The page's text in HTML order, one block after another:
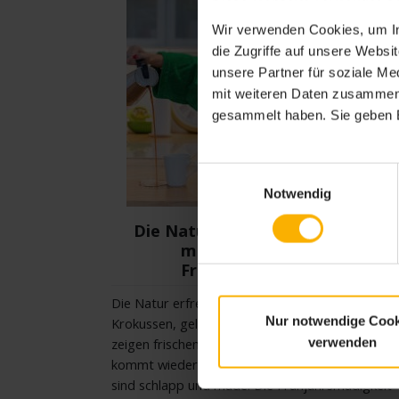
Wir verwenden Cookies, um
die Zugriffe auf unsere
unsere Partner für soziale
mit weiteren Daten
gesammelt haben. Sie
Notwendig
Nur notwendige
verwenden
Die Natur erwacht, der Mensch
macht schlapp – die
Frühjahrsmüdigkeit
Die Natur erfreut uns mit bunten Farben. Blauen
Krokussen, gelben Forsythia und auch die Birken
zeigen frischen Grün. Es brummt und summt. Alles
kommt wieder in Bewegung, nur die Menschen
sind schlapp und müde. Die Frühjahrsmüdigkeit